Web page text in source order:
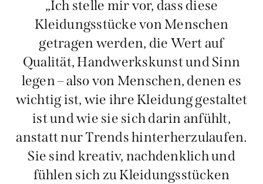
„Ich stelle mir vor, dass diese
Kleidungsstücke von Menschen
getragen werden, die Wert auf
Qualität, Handwerkskunst und Sinn
legen – also von Menschen, denen es
wichtig ist, wie ihre Kleidung gestaltet
ist und wie sie sich darin anfühlt,
anstatt nur Trends hinterherzulaufen.
Sie sind kreativ, nachdenklich und
fühlen sich zu Kleidungsstücken